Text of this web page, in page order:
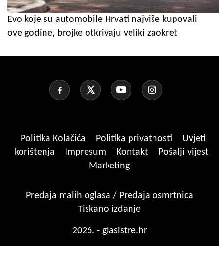
Evo koje su automobile Hrvati najviše kupovali
ove godine, brojke otkrivaju veliki zaokret
Politika Kolačića Politika privatnosti
Uvjeti
korištenja
Impresum Kontakt
Pošalji vijest
Marketing
Predaja malih oglasa / Predaja osmrtnica
Tiskano izdanje
2026. - glasistre.hr